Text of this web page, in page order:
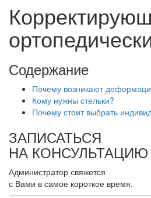
Содержание
Почему возникают
Кому нужны стельки?
Почему стоит выбрать
ЗАПИСАТЬСЯ
НА КОНСУЛЬТАЦИЮ
Администратор свяжется
с Вами в самое короткое время.